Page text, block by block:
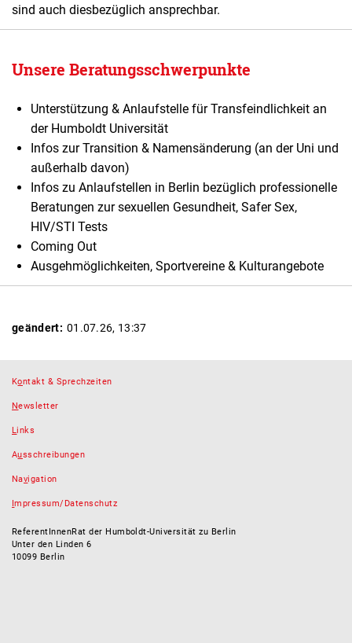
sind auch diesbezüglich ansprechbar.
Unsere Beratungsschwerpunkte
Unterstützung & Anlaufstelle für Transfeindlichkeit an
der Humboldt Universität
Infos zur Transition & Namensänderung (an der Uni und
außerhalb davon)
Infos zu Anlaufstellen in Berlin bezüglich professionelle
Beratungen zur sexuellen Gesundheit, Safer Sex,
HIV/STI Tests
Coming Out
Ausgehmöglichkeiten, Sportvereine & Kulturangebote
geändert: 01.07.26, 13:37
Kontakt & Sprechzeiten
Newsletter
Links
Ausschreibungen
Navigation
Impressum/Datenschutz
ReferentInnenRat der Humboldt-Universität zu Berlin
Unter den Linden 6
10099 Berlin